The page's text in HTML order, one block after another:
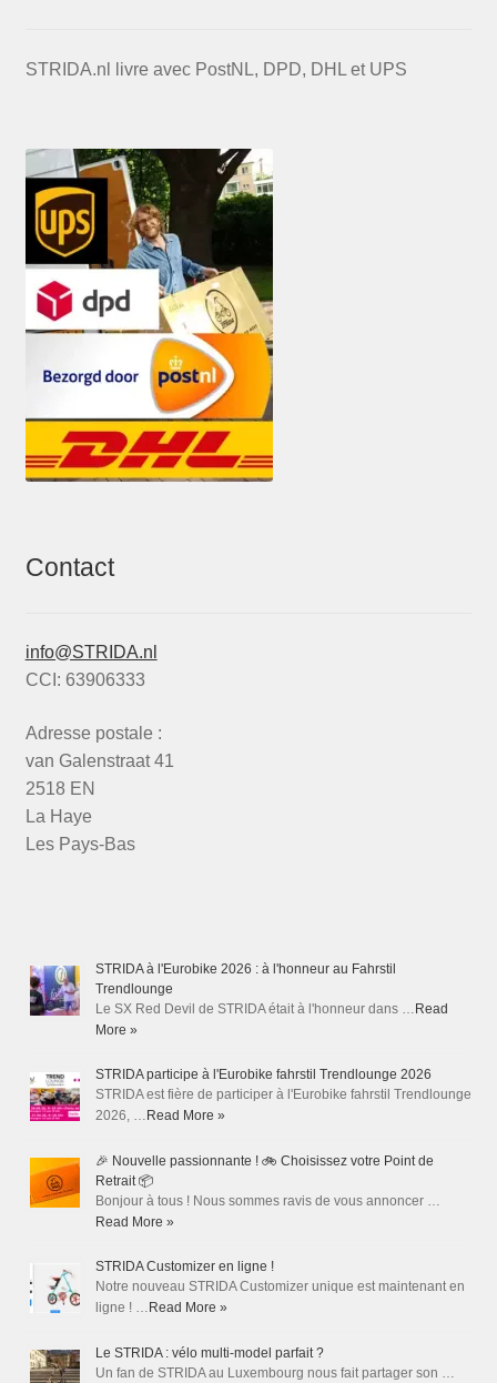
STRIDA.nl livre avec PostNL, DPD, DHL et UPS
Contact
info@STRIDA.nl
CCI: 63906333
Adresse postale :
van Galenstraat 41
2518 EN
La Haye
Les Pays-Bas
STRIDA à l'Eurobike 2026 : à l'honneur au Fahrstil
Trendlounge
Le SX Red Devil de STRIDA était à l'honneur dans … Read
More »
STRIDA participe à l'Eurobike fahrstil Trendlounge 2026
STRIDA est fière de participer à l'Eurobike fahrstil Trendlounge
2026, … Read More »
🎉 Nouvelle passionnante ! 🚲 Choisissez votre Point de
Retrait 📦
Bonjour à tous ! Nous sommes ravis de vous annoncer …
Read More »
STRIDA Customizer en ligne !
Notre nouveau STRIDA Customizer unique est maintenant en
ligne ! … Read More »
Le STRIDA : vélo multi-model parfait ?
Un fan de STRIDA au Luxembourg nous fait partager son …